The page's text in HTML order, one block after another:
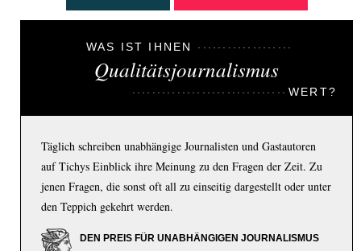
WAS IST IHNEN
Qualitätsjournalismus
WERT?
Täglich schreiben unabhängige Journalisten und Gastautoren
auf Tichys Einblick ihre Meinung zu den Fragen der Zeit. Zu
jenen Fragen, die sonst oft all zu einseitig dargestellt oder unter
den Teppich gekehrt werden.
DEN PREIS FÜR UNABHÄNGIGEN JOURNALISMUS